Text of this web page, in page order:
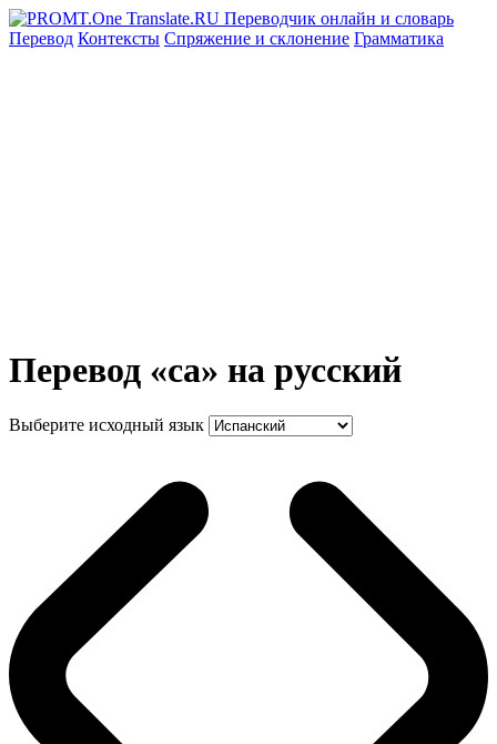
Перевод Контексты Спряжение и склонение Грамматика
Перевод «ca» на русский
Выберите исходный язык